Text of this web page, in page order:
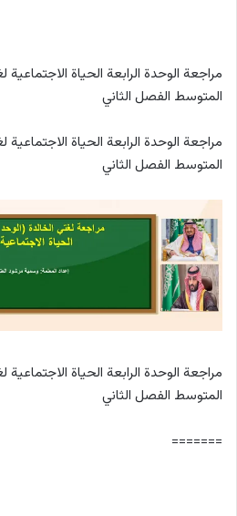
مراجعة الوحدة الرابعة الحياة
المتوسط الفصل الثاني
مراجعة الوحدة الرابعة الحياة
المتوسط الفصل الثاني
مراجعة الوحدة الرابعة الحياة
المتوسط الفصل الثاني
=======